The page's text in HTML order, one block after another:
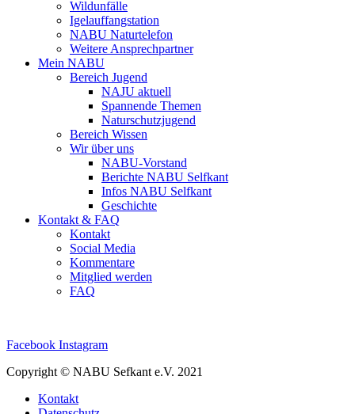
Wildunfälle
Igelauffangstation
NABU Naturtelefon
Weitere Ansprechpartner
Mein NABU
Bereich Jugend
NAJU aktuell
Spannende Themen
Naturschutzjugend
Bereich Wissen
Wir über uns
NABU-Vorstand
Berichte NABU Selfkant
Infos NABU Selfkant
Geschichte
Kontakt & FAQ
Kontakt
Social Media
Kommentare
Mitglied werden
FAQ
Facebook Instagram
Copyright © NABU Sefkant e.V. 2021
Kontakt